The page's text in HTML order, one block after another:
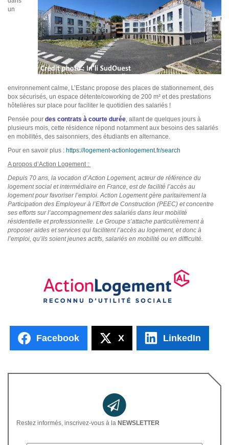
un
environnement calme, L’Estanc propose des places de stationnement, des
box sécurisés, un espace détente/coworking de 200 m² et des prestations
hôtelières sur place pour faciliter le quotidien des salariés !
Pensée pour des contrats à courte durée, allant de quelques jours à
plusieurs mois, cette résidence répond notamment aux besoins des salariés
en mobilités, des saisonniers, des étudiants en alternance.
Pour en savoir plus : https://logement-actionlogement.fr/search
A propos d’Action Logement :
Depuis 70 ans, la vocation d’Action Logement, acteur de référence du
logement social et intermédiaire en France, est de facilité l’accès au
logement pour favoriser l’emploi. Action Logement gère paritairement la
Participation des Employeur à l’Effort de Construction (PEEC) et concentre
ses efforts sur l’accompagnement des salariés dans leur mobilité
résidentielle et professionnelle. Le Groupe s’attache particulièrement à
proposer aides et services qui facilitent l’accès au logement, et donc à
l’emploi, qu’ils soient jeunes actifs, salariés en mobilité ou en difficulté.
Facebook X LinkedIn
Restez informés, inscrivez-vous à la NEWSLETTER